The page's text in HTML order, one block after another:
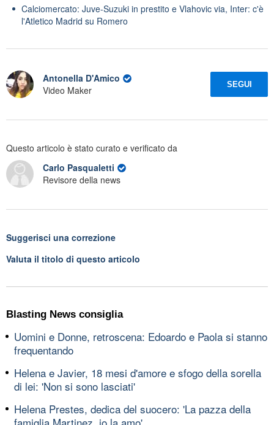
Calciomercato: Juve-Suzuki in prestito e Vlahovic via, Inter: c'è
l'Atletico Madrid su Romero
Antonella D'Amico
Video Maker
SEGUI
Questo articolo è stato curato e verificato da
Carlo Pasqualetti
Revisore della news
Suggerisci una correzione
Valuta il titolo di questo articolo
Blasting News consiglia
Uomini e Donne, retroscena: Edoardo e Paola si stanno
frequentando
Helena e Javier, 18 mesi d'amore e sfogo della sorella
di lei: 'Non si sono lasciati'
Helena Prestes, dedica del suocero: 'La pazza della